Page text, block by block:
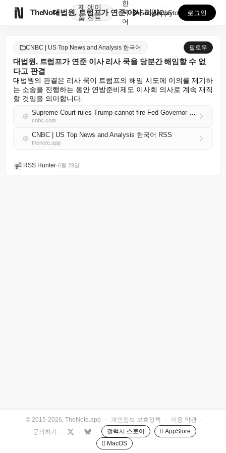
TheNote
제
품
에이
전트
대법원, 트럼프가 연준 이사 리사 쿡을 당분간 해임할 ...
한
국
어
GooglePlay
AppStore 로그인
CNBC | US Top News and Analysis 한국어 팔로우
대법원, 트럼프가 연준 이사 리사 쿡을 당분간 해임할 수 없
다고 판결
대법원의 판결은 리사 쿡이 트럼프의 해임 시도에 이의를 제기하
는 소송을 진행하는 동안 연방준비제도 이사회 의사로 계속 재직
할 것임을 의미합니다.
Supreme Court rules Trump cannot fire Fed Governor Lisa Cook for now
cnbc.com
CNBC | US Top News and Analysis 한국어 RSS
thenote.app
RSS Hunter•6월 29일
© 2015-2026, TheNote.app · 개인정보 보호정책 · 이용 약관
·
문의하기
· · · 갤럭시 스토어
 AppStore
 MacOS